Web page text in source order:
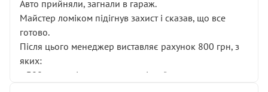
Авто прийняли, загнали в гараж.
Майстер ломіком підігнув захист і сказав, що все
готово.
Після цього менеджер виставляє рахунок 800 грн, з
яких:
• 300 грн — діагностика гальмівної системи